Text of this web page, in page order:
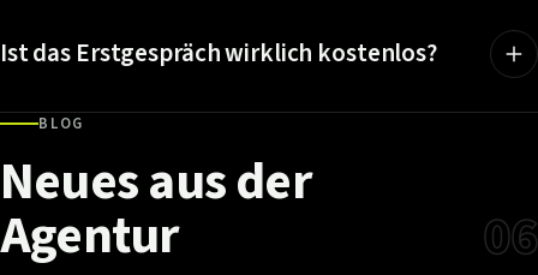
Ist das Erstgespräch wirklich kostenlos?
BLOG
Neuesausder
Agentur 06